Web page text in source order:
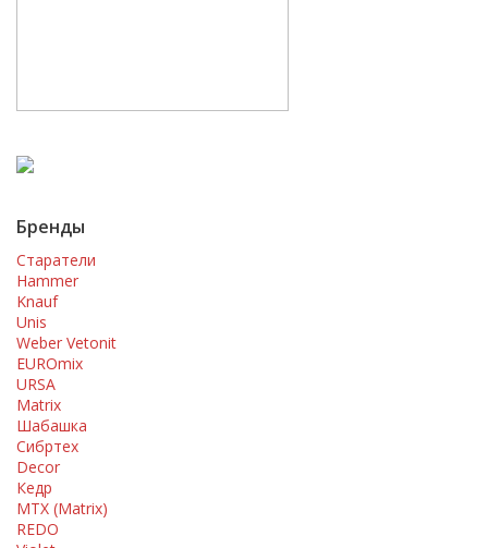
Бренды
Старатели
Hammer
Knauf
Unis
Weber Vetonit
EUROmix
URSA
Matrix
Шабашка
Сибртех
Decor
Кедр
MTX (Matrix)
REDO